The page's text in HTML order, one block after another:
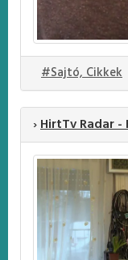
#Sajtó, Cikkek
›HirtTv Radar